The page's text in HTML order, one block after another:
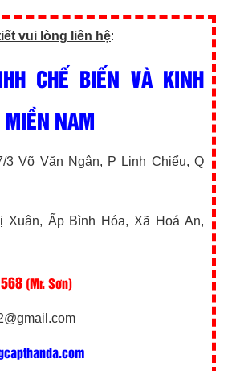
vui lòng liên hệ:
CHẾ BIẾN VÀ KINH
MIỀN NAM
3 Võ Văn Ngân, P Linh Chiểu, Q
Xuân, Ấp Bình Hóa, Xã Hoá An,
(Mr. Sơn)